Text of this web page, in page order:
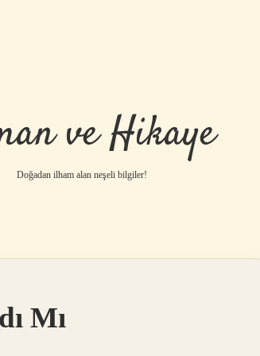
ve Hikaye
Doğadan ilham alan neşeli bilgiler!
Mı